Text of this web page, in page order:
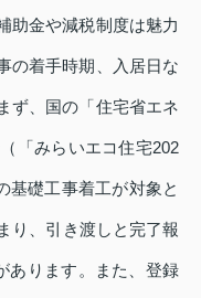
助金や減税制度は魅力
の着手時期、入居日な
ず、国の「住宅省エネ
「みらいエコ住宅202
基礎工事着工が対象と
り、引き渡しと完了報
あります。また、登録